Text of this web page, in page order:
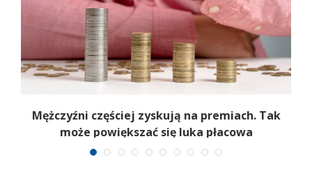
Mężczyźni częściej zyskują na premiach. Tak
może powiększać się luka płacowa